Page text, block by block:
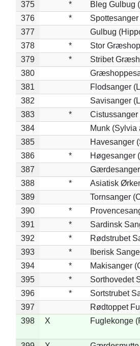
375
*
Bleg Gulbug
376
*
377
Gulbug
378
*
Stor
379
*
Stribet
380
381
Flodsanger
382
Savisanger
383
*
384
Munk (Sylvia
385
Havesanger
386
*
Høgesanger
387
388
*
Asiatisk
389
Tornsanger
390
*
391
*
Sardinsk
392
*
Rødstrubet
393
*
Iberisk
394
*
Makisanger
395
*
Sorthovedet
396
*
Sortstrubet
397
Rødtoppet
398
X Fuglekonge